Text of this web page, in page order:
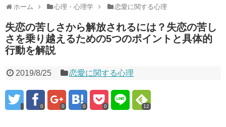
ホーム 心理・心理学 恋愛に関する心理
失恋の苦しさから解放されるには？失恋の苦し
さを乗り越えるための5つのポイントと具体的
行動を解説
2019/8/25 恋愛に関する心理
0 0 0 0 12